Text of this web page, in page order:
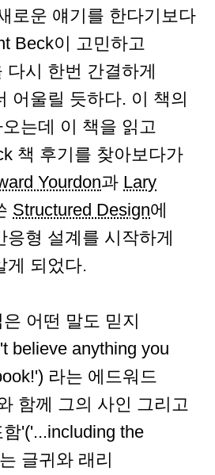
로운 얘기를 한다기보다
Beck이 고민하고
다시 한번 간결하게
어울릴 듯하다. 이 책의
는데 이 책을 읽고
책 후기를 찾아보다가
Yourdon과 Lary
Structured Design에
응형 설계를 시작하게
게 되었다.
어떤 말도 믿지
believe anything you
라는 에드워드
함께 그의 사인 그리고
'('...including the
글귀와 래리